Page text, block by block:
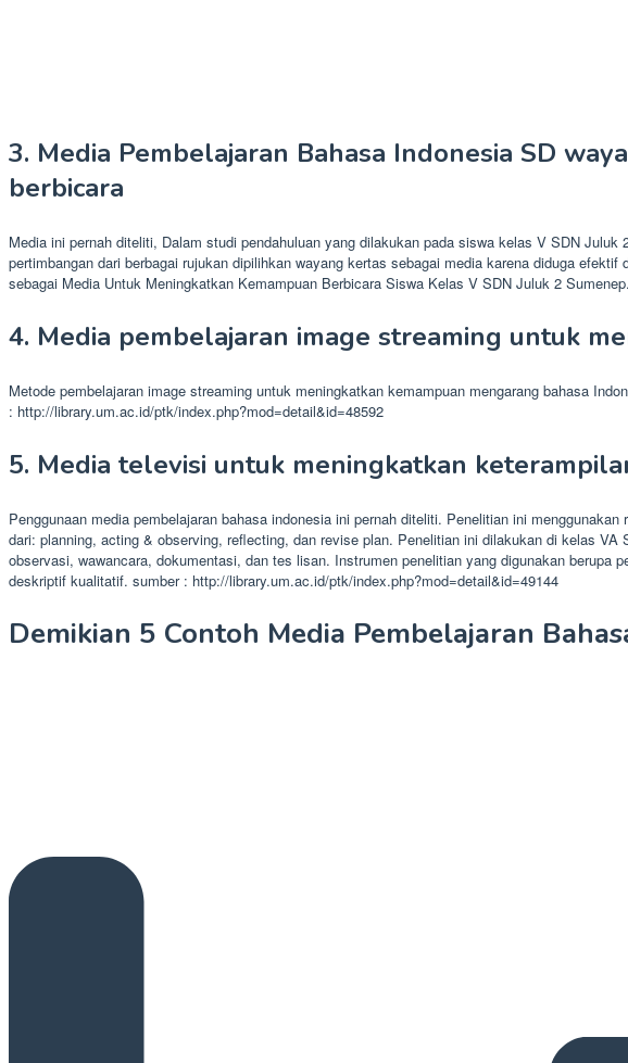
3. Media Pembelajaran Bahasa Indonesia SD
berbicara
Media ini pernah diteliti, Dalam studi pendahuluan yang dilakukan pada siswa kelas V SDN
pertimbangan dari berbagai rujukan dipilihkan wayang kertas sebagai media karena diduga
sebagai Media Untuk Meningkatkan Kemampuan Berbicara Siswa Kelas V SDN Juluk 2
4. Media pembelajaran image streaming untuk
Metode pembelajaran image streaming untuk meningkatkan kemampuan mengarang bahasa
: http://library.um.ac.id/ptk/index.php?mod=detail&id=48592
5. Media televisi untuk meningkatkan
Penggunaan media pembelajaran bahasa indonesia ini pernah diteliti. Penelitian ini
dari: planning, acting & observing, reflecting, dan revise plan. Penelitian ini dilakukan di kelas
observasi, wawancara, dokumentasi, dan tes lisan. Instrumen penelitian yang digunakan
deskriptif kualitatif. sumber : http://library.um.ac.id/ptk/index.php?mod=detail&id=49144
Demikian 5 Contoh Media Pembelajaran